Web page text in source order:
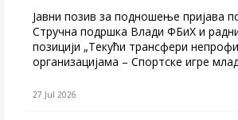
Јавни позив за подношење пријава
Стручна подршка Влади ФБиХ и
позицији „Текући трансфери
организацијама – Спортске игре
27 Jul 2026